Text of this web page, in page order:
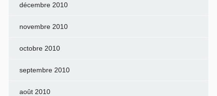
décembre 2010
novembre 2010
octobre 2010
septembre 2010
août 2010